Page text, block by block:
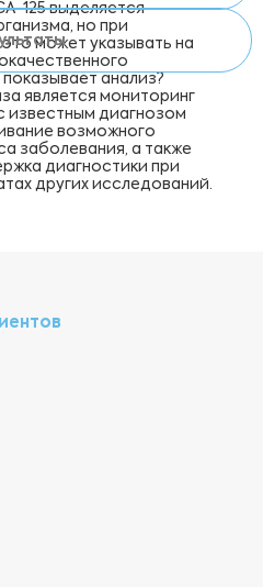
125 выделяется
но при
может указывать на
анализ?
является мониторинг
известным диагнозом
возможного
заболевания, а также
диагностики при
других исследований.